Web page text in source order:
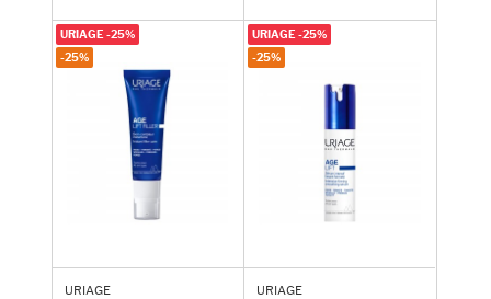
URIAGE
URIAGE -25%
-25%
URIAGE
URIAGE -25%
-25%